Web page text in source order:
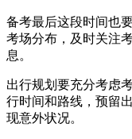
备考最后这段时间也
考场分布，及时关注
息。
出行规划要充分考虑
行时间和路线，预留
现意外状况。